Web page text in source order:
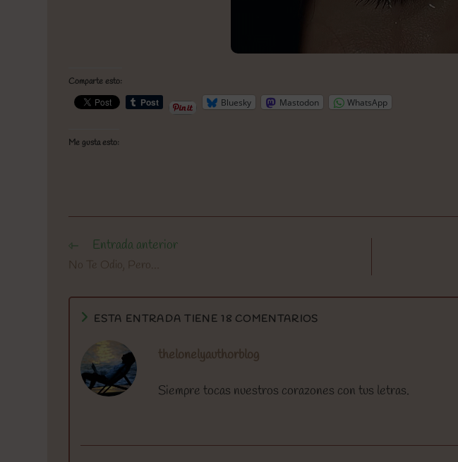
Comparte esto:
Bluesky Mastodon WhatsApp
Me gusta esto:
Leer
más
artículos
Entrada anterior
No Te Odio, Pero…
ESTA ENTRADA TIENE 18 COMENTARIOS
thelonelyauthorblog
Siempre tocas nuestros corazones con tus letras.